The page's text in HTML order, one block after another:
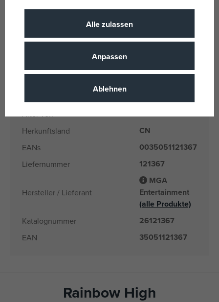
Batterie NEIN
Batterie im Lieferumfang
Alter von 8 Jahre
Herkunftsland CN
EANs 0035051121367
Liefernummer 121367
Hersteller / Lieferant
MGA
Entertainment
(alle Produkte)
Katalognummer 26121367
EAN 35051121367
Rainbow High
Alle zulassen
Anpassen
Ablehnen